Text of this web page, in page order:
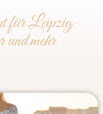
für Leipzig-
mehr